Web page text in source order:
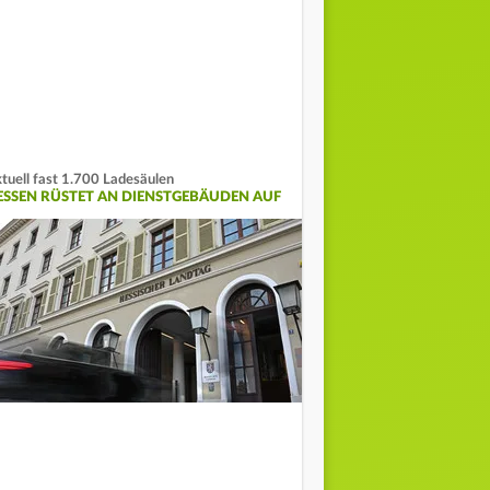
fast 1.700 Ladesäulen
RÜSTET AN DIENSTGEBÄUDEN AUF